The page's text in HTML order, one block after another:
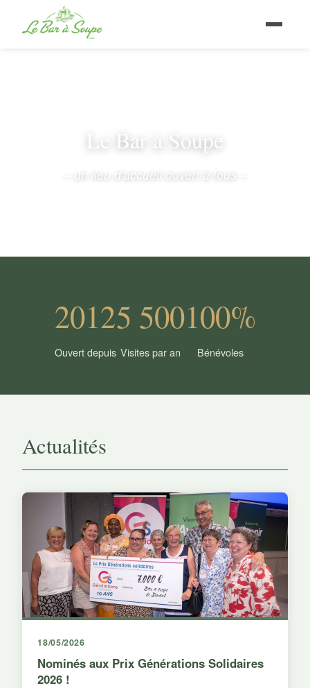
Le Bar à Soupe
– un lieu d'accueil ouvert à tous –
2012
Ouvert depuis
5 500
Visites par an
100%
Bénévoles
Actualités
18/05/2026
Nominés aux Prix Générations Solidaires
2026 !